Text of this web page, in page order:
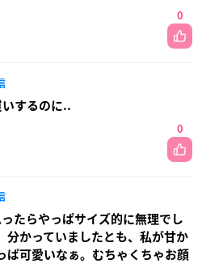
0
するのに..
0
たらやっぱサイズ的に無理でし
分かっていましたとも、私が甘か
ぱ可愛いなぁ。むちゃくちゃお顔